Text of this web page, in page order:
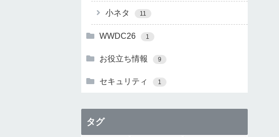
小ネタ 11
WWDC26 1
お役立ち情報 9
セキュリティ 1
タグ